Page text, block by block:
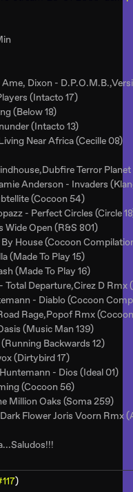
Dixon -
(Intacto 17)
(Below 18)
(Intacto 13)
Near Africa (Cecille 08)
Terror
Anderson - Invaders
(Cocoon 54)
- Perfect Circles (Circle
Wide Open (R&S 801)
House (Cocoon
(Made To Play 15)
(Made To Play 16)
Total Departure,Cirez D Rmx
- Diablo (Cocoon
Rage,Popof Rmx
(Music Man 139)
Backwards 12)
(Dirtybird 17)
- Dios (Ideal 01)
(Cocoon 56)
Million Oaks (Soma 259)
Flower Joris Voorn Rmx
)